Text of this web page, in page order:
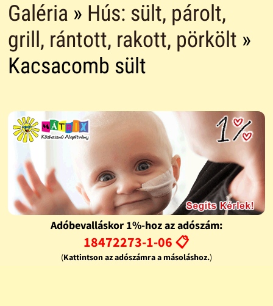
Galéria » Hús: sült, párolt,
grill, rántott, rakott, pörkölt »
Kacsacomb sült
Adóbevalláskor 1%-hoz az adószám:
18472273-1-06 📋
(Kattintson az adószámra a másoláshoz.)